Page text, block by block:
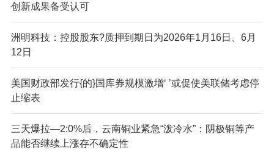
创新成果备受认可
洲明科技：控股股东?质押到期日为2026年1月16日、6月
12日
美国财政部发行{的}国库券规模激增‘ ’或促使美联储考虑停
止缩表
三天爆拉—2:0%后，云南铜业紧急“泼冷水”：阴极铜等产
品能否继续上涨存不确定性